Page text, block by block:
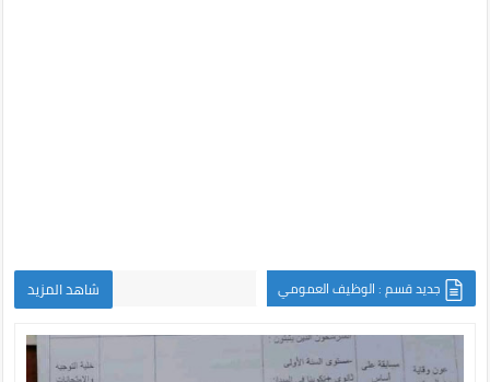
جديد قسم : الوظيف العمومي شاهد المزيد